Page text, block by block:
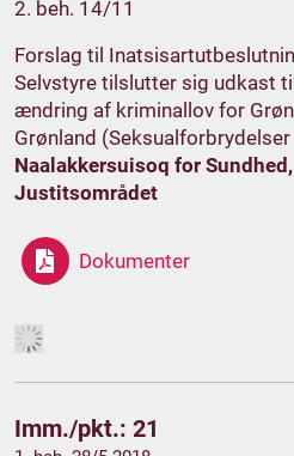
2. beh. 14/11
Forslag til
Selvstyre tilslutter sig udkast
ændring af kriminallov for
Grønland (Seksualforbrydelser
Naalakkersuisoq for
Justitsområdet
Dokumenter
Imm./pkt.: 21